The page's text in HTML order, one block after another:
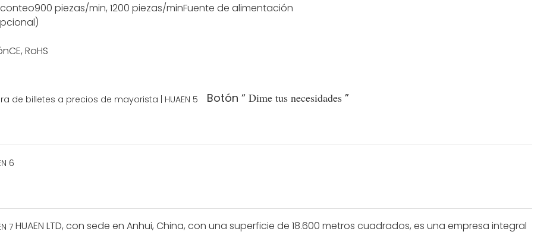
900 piezas/min, 1200 piezas/minFuente de alimentación
CE, RoHS
Botón “ Dime tus necesidades”
HUAEN LTD, con sede en Anhui, China, con una superficie de 18.600 metros cuadrados, es una empresa integral